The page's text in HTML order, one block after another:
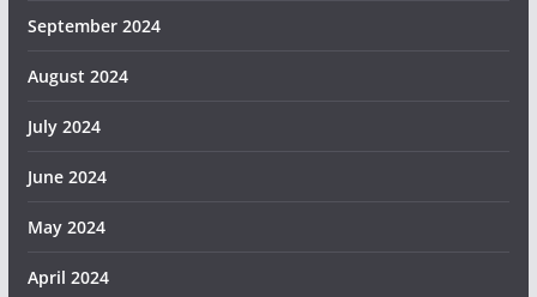
September 2024
August 2024
July 2024
June 2024
May 2024
April 2024